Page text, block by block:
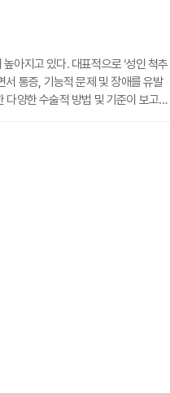
아지고 있다. 대표적으로 ‘성인 척추
서 통증, 기능적 문제 및 장애를 유발
양한 수술적 방법 및 기준이 보고되
환자에게 적용하는 데 어려움이 있